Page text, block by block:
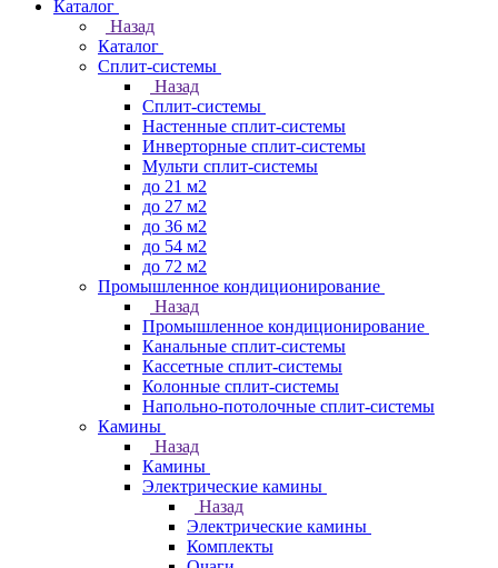
Каталог
Назад
Каталог
Сплит-системы
Назад
Сплит-системы
Настенные сплит-системы
Инверторные сплит-системы
Мульти сплит-системы
до 21 м2
до 27 м2
до 36 м2
до 54 м2
до 72 м2
Промышленное кондиционирование
Назад
Промышленное кондиционирование
Канальные сплит-системы
Кассетные сплит-системы
Колонные сплит-системы
Напольно-потолочные сплит-системы
Камины
Назад
Камины
Электрические камины
Назад
Электрические камины
Комплекты